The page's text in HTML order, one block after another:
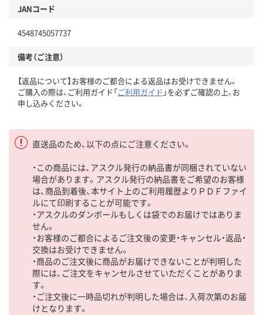
JANコード
4548745057737
備考（ご注意）
【返品について】お客様のご都合による返品はお受けできません。
ご購入の際は、ご利用ガイド「ご利用ガイド 」を必ずご確認の上、お
申し込みください。
直送品のため、以下の点にご注意ください。
・この商品には、アスクル発行の納品書が同梱されていない
場合があります。アスクル発行の納品書をご希望のお客様
は、商品到着後、本サイト上のご利用履歴よりＰＤＦファイ
ルにて印刷することが可能です。
・アスクルのダンボールもしくは袋でのお届けではありま
せん。
・お客様のご都合によるご注文後の変更・キャンセル・返品・
交換はお受けできません。
・商品のご注文後に商品がお届けできないことが判明した
際には、ご注文をキャンセルさせていただくことがありま
す。
・ご注文後に一時品切れが判明した場合は、入荷次第のお届
けとなります。